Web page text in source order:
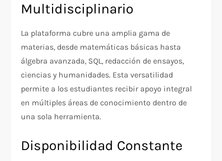
Multidisciplinario
La plataforma cubre una amplia gama de
materias, desde matemáticas básicas hasta
álgebra avanzada, SQL, redacción de ensayos,
ciencias y humanidades. Esta versatilidad
permite a los estudiantes recibir apoyo integral
en múltiples áreas de conocimiento dentro de
una sola herramienta.
Disponibilidad Constante